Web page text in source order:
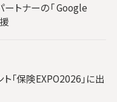
ートナーの「 Google
「保険EXPO2026」に出